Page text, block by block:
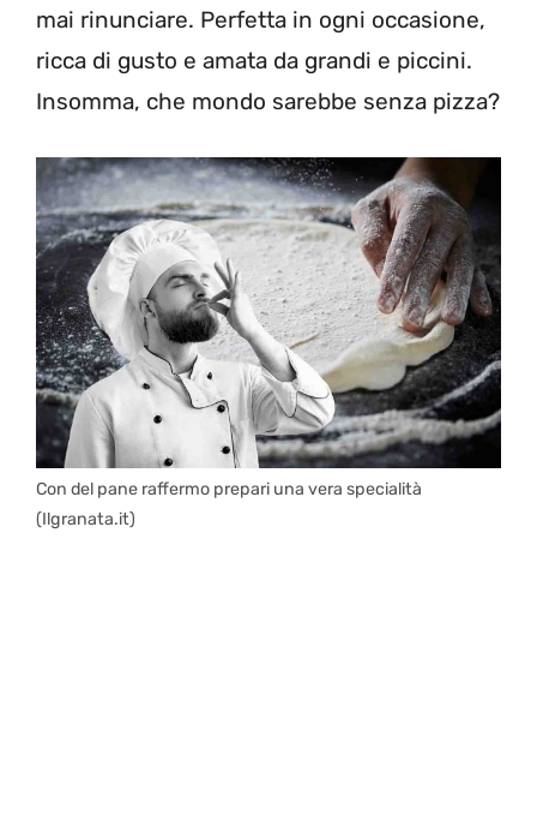
mai rinunciare. Perfetta in ogni occasione,
ricca di gusto e amata da grandi e piccini.
Insomma, che mondo sarebbe senza pizza?
Con del pane raffermo prepari una vera specialità
(Ilgranata.it)